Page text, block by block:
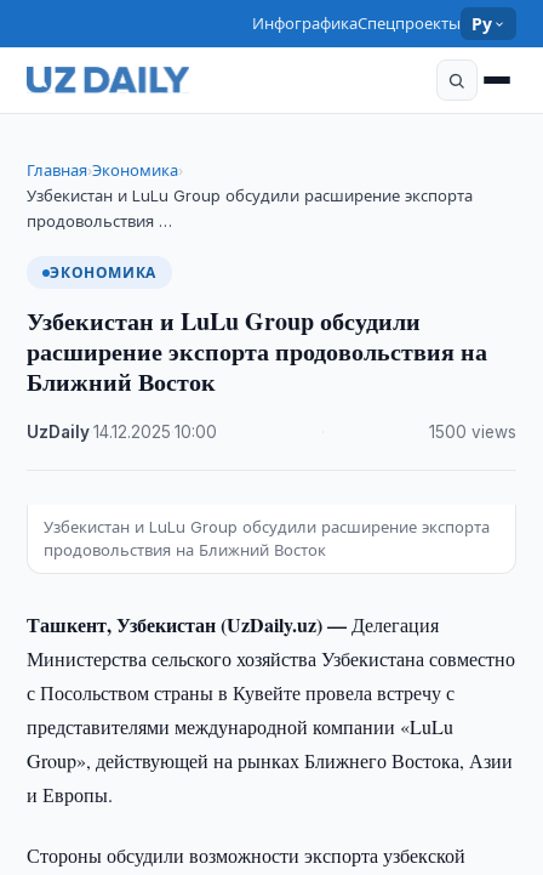
ИнфографикаСпецпроекты Ру
Главная›Экономика›
Узбекистан и LuLu Group обсудили расширение экспорта
продовольствия …
ЭКОНОМИКА
Узбекистан и LuLu Group обсудили
расширение экспорта продовольствия на
Ближний Восток
UzDaily·14.12.2025 ·10:00 1500 views
Узбекистан и LuLu Group обсудили расширение экспорта
продовольствия на Ближний Восток
Ташкент, Узбекистан (UzDaily.uz) —Делегация
Министерства сельского хозяйства Узбекистана совместно
с Посольством страны в Кувейте провела встречу с
представителями международной компании «LuLu
Group», действующей на рынках Ближнего Востока, Азии
и Европы.
Стороны обсудили возможности экспорта узбекской